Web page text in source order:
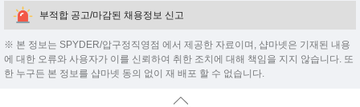
부적합 공고/마감된 채용정보 신고
※ 본 정보는 SPYDER/압구정직영점 에서 제공한 자료이며, 샵마넷은 기재된 내용
에 대한 오류와 사용자가 이를 신뢰하여 취한 조치에 대해 책임을 지지 않습니다. 또
한 누구든 본 정보를 샵마넷 동의 없이 재 배포 할 수 없습니다.